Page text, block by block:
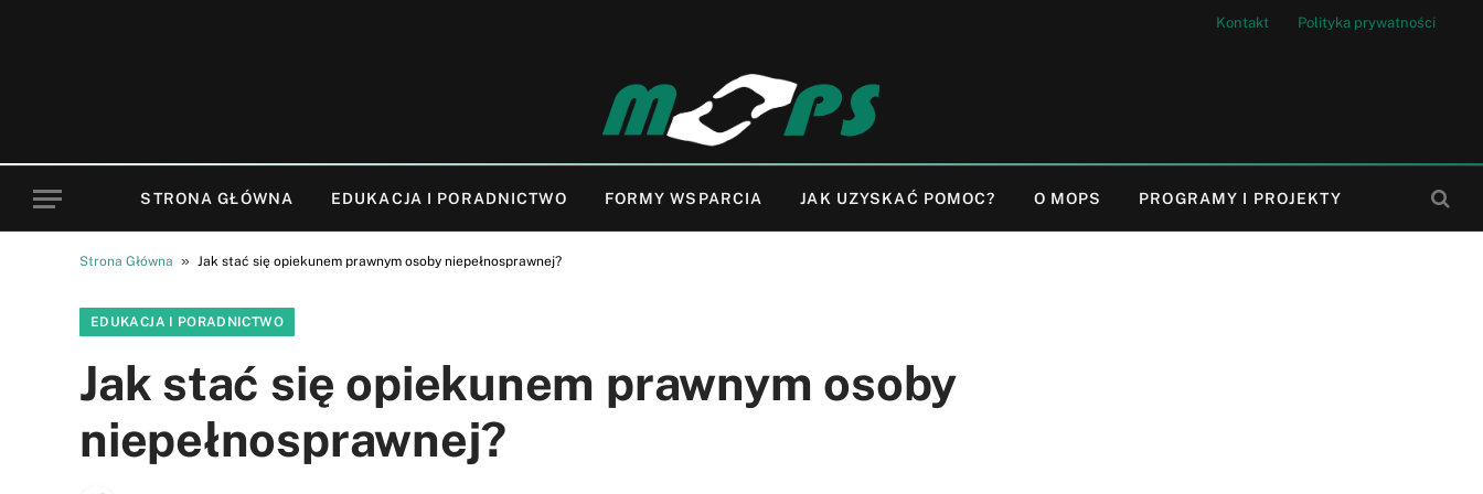
Kontakt Polityka prywatności
STRONA GŁÓWNA EDUKACJA I PORADNICTWO FORMY WSPARCIA JAK UZYSKAĆ POMOC? O MOPS PROGRAMY I PROJEKTY
Strona Główna » Jak stać się opiekunem prawnym osoby niepełnosprawnej?
EDUKACJA I PORADNICTWO
Jak stać się opiekunem prawnym osoby
niepełnosprawnej?